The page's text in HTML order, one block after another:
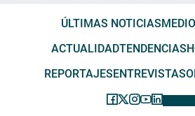
ÚLTIMAS NOTICIAS
ACTUALIDADTENDENCIAS
REPORTAJESENTREVISTAS